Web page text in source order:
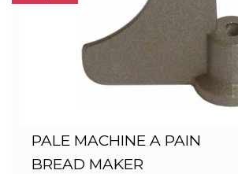
PALE MACHINE A PAIN
BREAD MAKER